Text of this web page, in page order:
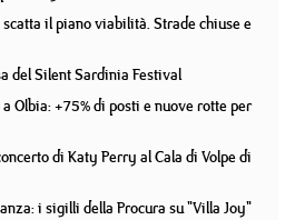
il piano viabilità. Strade chiuse e
del Silent Sardinia Festival
Olbia: +75% di posti e nuove rotte per
di Katy Perry al Cala di Volpe di
i sigilli della Procura su "Villa Joy"